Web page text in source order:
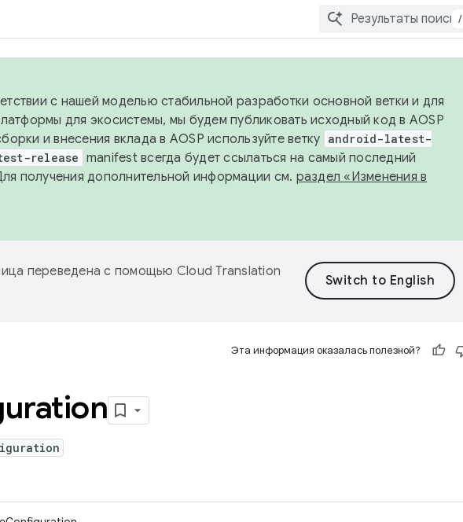
/
с нашей моделью стабильной разработки основной ветки и для
для экосистемы, мы будем публиковать исходный код в AOSP
и внесения вклада в AOSP используйте ветку android-latest-
release manifest всегда будет ссылаться на самый последний
получения дополнительной информации см. раздел «Изменения в
переведена с помощью Cloud Translation
Эта информация оказалась полезной?